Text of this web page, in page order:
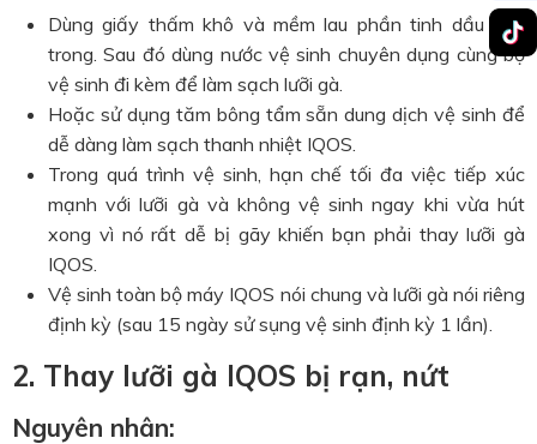
Dùng giấy thấm khô và mềm lau phần tinh dầu bên
trong. Sau đó dùng nước vệ sinh chuyên dụng cùng bộ
vệ sinh đi kèm để làm sạch lưỡi gà.
Hoặc sử dụng tăm bông tẩm sẵn dung dịch vệ sinh để
dễ dàng làm sạch thanh nhiệt IQOS.
Trong quá trình vệ sinh, hạn chế tối đa việc tiếp xúc
mạnh với lưỡi gà và không vệ sinh ngay khi vừa hút
xong vì nó rất dễ bị gãy khiến bạn phải thay lưỡi gà
IQOS.
Vệ sinh toàn bộ máy IQOS nói chung và lưỡi gà nói riêng
định kỳ (sau 15 ngày sử sụng vệ sinh định kỳ 1 lần).
2. Thay lưỡi gà IQOS bị rạn, nứt
Nguyên nhân: